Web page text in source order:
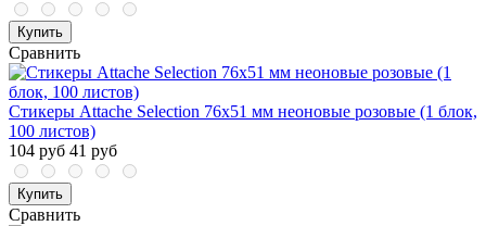
Купить
Сравнить
Стикеры Attache Selection 76x51 мм неоновые розовые (1 блок,
100 листов)
104 руб 41 руб
Купить
Сравнить